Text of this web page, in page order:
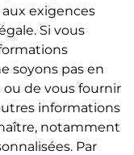
exigences
Si vous
soyons pas en
de vous fournir
informations
notamment
Par